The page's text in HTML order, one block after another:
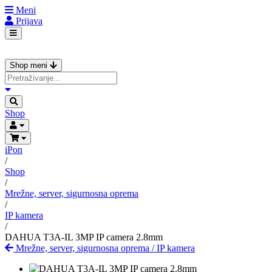
Meni
Prijava
Shop meni
Shop
iPon
/
Shop
/
Mrežne, server, sigurnosna oprema
/
IP kamera
/
DAHUA T3A-IL 3MP IP camera 2.8mm
Mrežne, server, sigurnosna oprema /IP kamera